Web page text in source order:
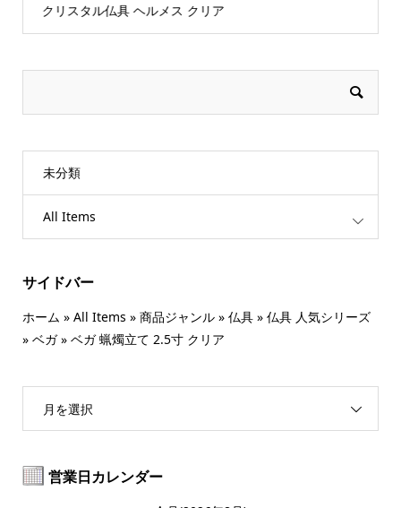
クリスタル仏具 ヘルメス クリア
未分類
All Items
サイドバー
ホーム » All Items » 商品ジャンル » 仏具 » 仏具 人気シリーズ
» ベガ »ベガ 蝋燭立て 2.5寸 クリア
月を選択
営業日カレンダー